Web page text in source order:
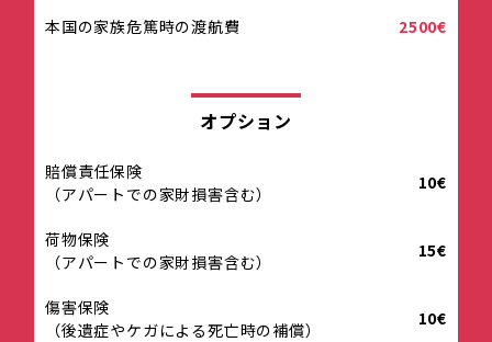
本国の家族危篤時の渡航費 2500€
オプション
賠償責任保険
（アパートでの家財損害含む）
10€
荷物保険
（アパートでの家財損害含む）
15€
傷害保険
（後遺症やケガによる死亡時の補償）
10€